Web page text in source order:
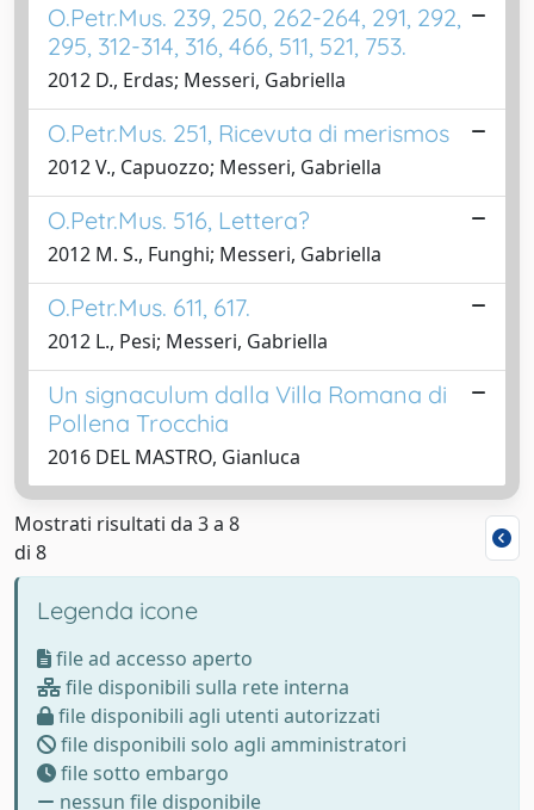
O.Petr.Mus. 239, 250, 262-264, 291, 292,
295, 312-314, 316, 466, 511, 521, 753.
2012 D., Erdas; Messeri, Gabriella
O.Petr.Mus. 251, Ricevuta di merismos
2012 V., Capuozzo; Messeri, Gabriella
O.Petr.Mus. 516, Lettera?
2012 M. S., Funghi; Messeri, Gabriella
O.Petr.Mus. 611, 617.
2012 L., Pesi; Messeri, Gabriella
Un signaculum dalla Villa Romana di
Pollena Trocchia
2016 DEL MASTRO, Gianluca
Mostrati risultati da 3 a 8
di 8
Legenda icone
file ad accesso aperto
file disponibili sulla rete interna
file disponibili agli utenti autorizzati
file disponibili solo agli amministratori
file sotto embargo
nessun file disponibile